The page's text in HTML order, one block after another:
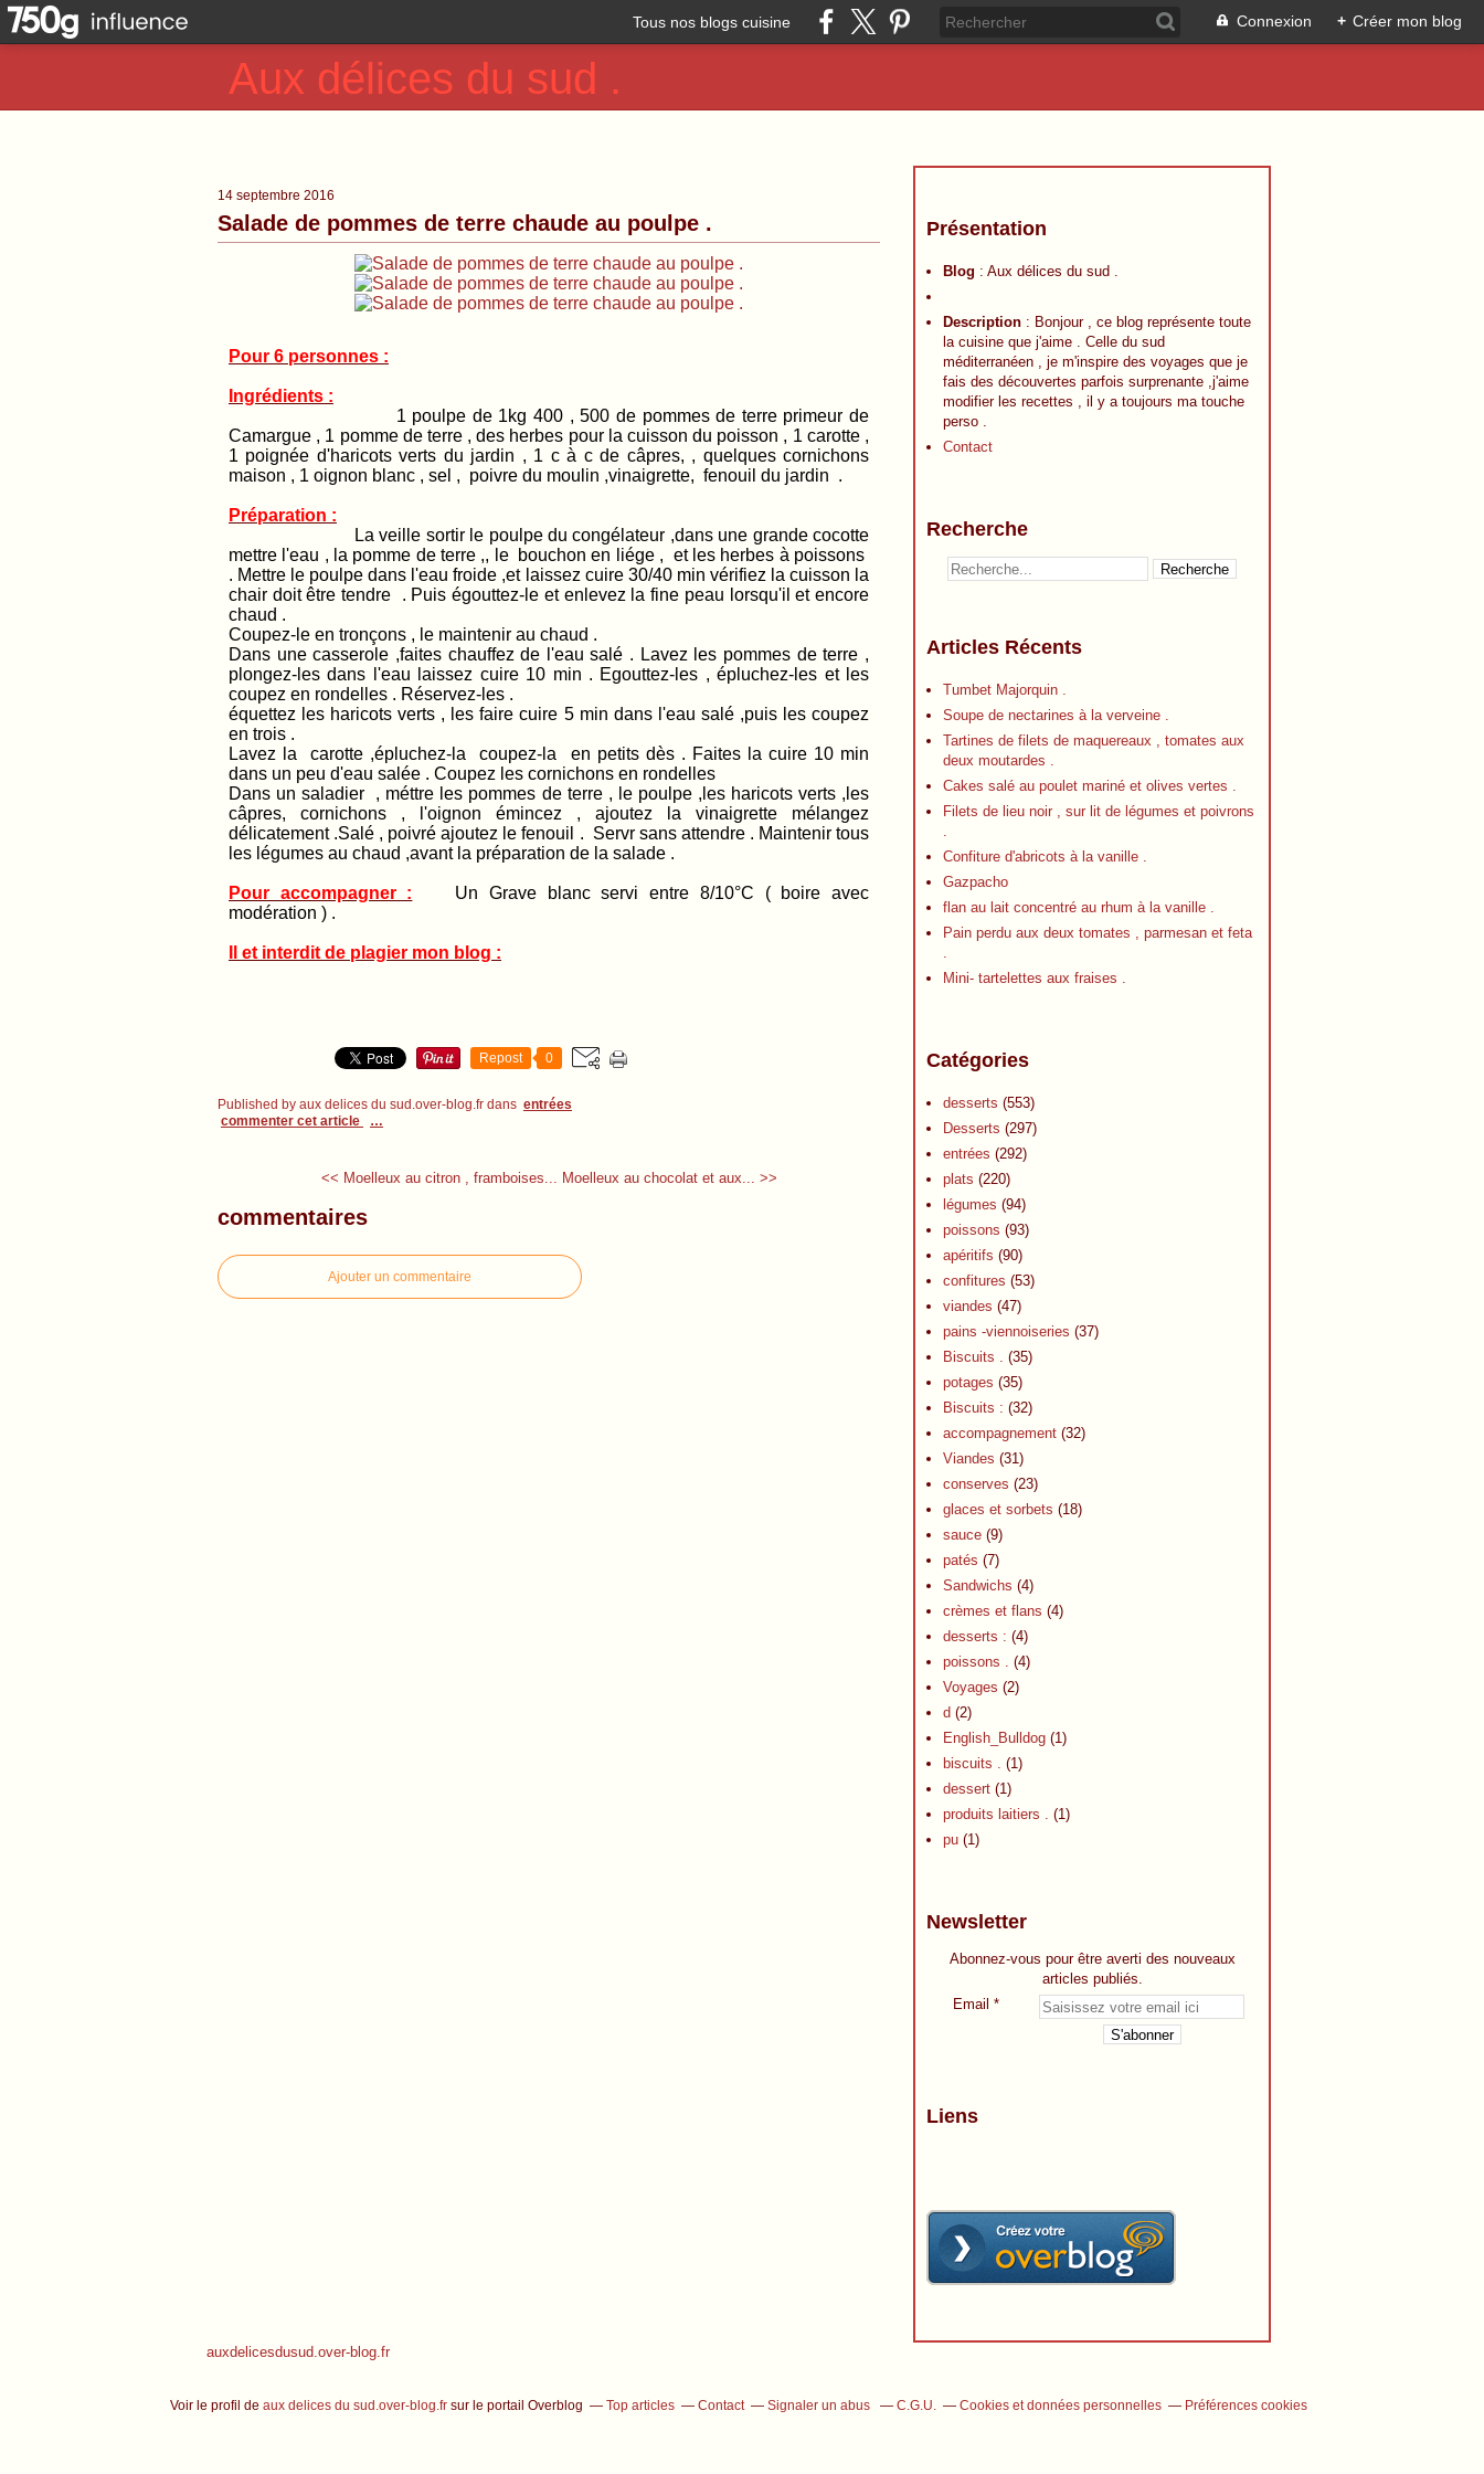
Tous nos blogs cuisine Connexion + Créer mon blog
Aux délices du sud .
14 septembre 2016
Salade de pommes de terre chaude au poulpe .
Pour 6 personnes :
Ingrédients :
1 poulpe de 1kg 400 , 500 de pommes de terre primeur de
Camargue , 1 pomme de terre , des herbes pour la cuisson du poisson , 1 carotte ,
1 poignée d'haricots verts du jardin , 1 c à c de câpres, , quelques cornichons
maison , 1 oignon blanc , sel , poivre du moulin ,vinaigrette, fenouil du jardin .
Préparation :
La veille sortir le poulpe du congélateur ,dans une grande cocotte
mettre l'eau , la pomme de terre ,, le bouchon en liége , et les herbes à poissons
. Mettre le poulpe dans l'eau froide ,et laissez cuire 30/40 min vérifiez la cuisson la
chair doit être tendre . Puis égouttez-le et enlevez la fine peau lorsqu'il et encore
chaud .
Coupez-le en tronçons , le maintenir au chaud .
Dans une casserole ,faites chauffez de l'eau salé . Lavez les pommes de terre ,
plongez-les dans l'eau laissez cuire 10 min . Egouttez-les , épluchez-les et les
coupez en rondelles . Réservez-les .
équettez les haricots verts , les faire cuire 5 min dans l'eau salé ,puis les coupez
en trois .
Lavez la carotte ,épluchez-la coupez-la en petits dès . Faites la cuire 10 min
dans un peu d'eau salée . Coupez les cornichons en rondelles
Dans un saladier , méttre les pommes de terre , le poulpe ,les haricots verts ,les
câpres, cornichons , l'oignon émincez , ajoutez la vinaigrette mélangez
délicatement .Salé , poivré ajoutez le fenouil . Servr sans attendre . Maintenir tous
les légumes au chaud ,avant la préparation de la salade .
Pour accompagner : Un Grave blanc servi entre 8/10°C ( boire avec
modération ) .
Il et interdit de plagier mon blog :
Repost 0
Published by aux delices du sud.over-blog.fr dans entrées
commenter cet article
…
<< Moelleux au citron , framboises... Moelleux au chocolat et aux... >>
commentaires
Ajouter un commentaire
Présentation
Blog : Aux délices du sud .
Description : Bonjour , ce blog représente toute
la cuisine que j'aime . Celle du sud
méditerranéen , je m'inspire des voyages que je
fais des découvertes parfois surprenante ,j'aime
modifier les recettes , il y a toujours ma touche
perso .
Contact
Recherche
Articles Récents
Tumbet Majorquin .
Soupe de nectarines à la verveine .
Tartines de filets de maquereaux , tomates aux
deux moutardes .
Cakes salé au poulet mariné et olives vertes .
Filets de lieu noir , sur lit de légumes et poivrons
.
Confiture d'abricots à la vanille .
Gazpacho
flan au lait concentré au rhum à la vanille .
Pain perdu aux deux tomates , parmesan et feta
.
Mini- tartelettes aux fraises .
Catégories
desserts (553)
Desserts (297)
entrées (292)
plats (220)
légumes (94)
poissons (93)
apéritifs (90)
confitures (53)
viandes (47)
pains -viennoiseries (37)
Biscuits . (35)
potages (35)
Biscuits : (32)
accompagnement (32)
Viandes (31)
conserves (23)
glaces et sorbets (18)
sauce (9)
patés (7)
Sandwichs (4)
crèmes et flans (4)
desserts : (4)
poissons . (4)
Voyages (2)
d (2)
English_Bulldog (1)
biscuits . (1)
dessert (1)
produits laitiers . (1)
pu (1)
Newsletter
Abonnez-vous pour être averti des nouveaux
articles publiés.
Email
Liens
auxdelicesdusud.over-blog.fr
Voir le profil de aux delices du sud.over-blog.fr sur le portail Overblog Top articles Contact Signaler un abus C.G.U. Cookies et données personnelles Préférences cookies